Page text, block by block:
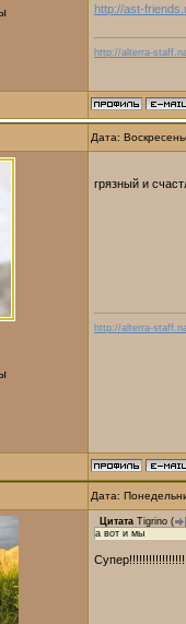
http://ast-
http://alterra-
Дата:
грязный и
http://alterra-
Дата:
Цитата Tigrino (
а вот и мы